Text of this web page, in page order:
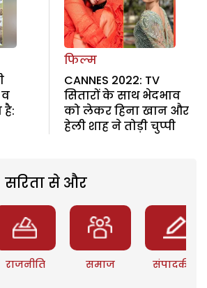
व
है:
फिल्म
CANNES 2022: TV
सितारों के साथ भेदभाव
को लेकर हिना खान और
हेली शाह ने तोड़ी चुप्पी
सरिता से और
राजनीति समाज संपादकीय